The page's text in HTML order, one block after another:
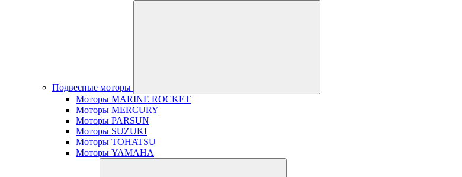
Подвесные моторы
Моторы MARINE ROCKET
Моторы MERCURY
Моторы PARSUN
Моторы SUZUKI
Моторы TOHATSU
Моторы YAMAHA